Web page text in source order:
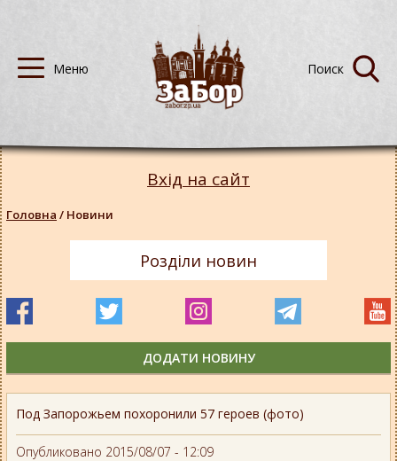
Под Запорожьем похоронили 57 героев (фото)
Опубликовано 2015/08/07 - 12:09
Вхід на сайт
Головна / Новини
Розділи новин
ДОДАТИ НОВИНУ